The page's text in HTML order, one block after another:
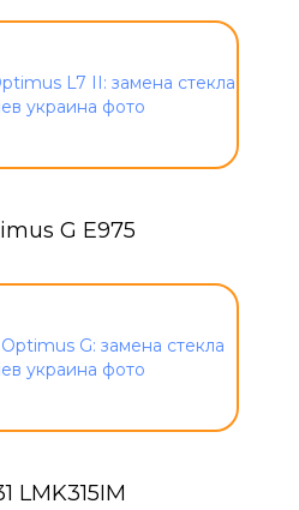
G E975
LMK315IM